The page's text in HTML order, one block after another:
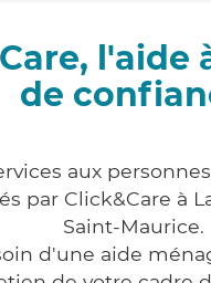
l'aide
de
aux
par Click&Care à
Saint-Maurice.
d'une aide